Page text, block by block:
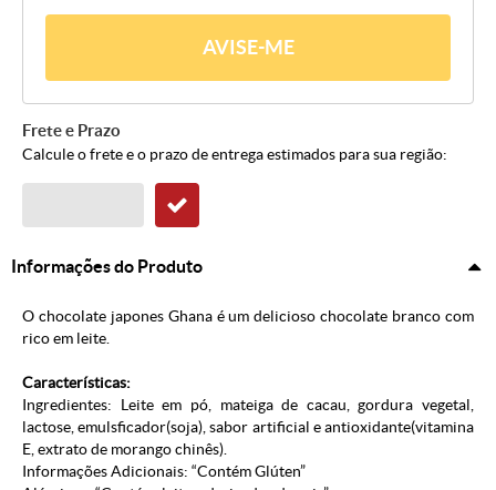
AVISE-ME
Frete e Prazo
Calcule o frete e o prazo de entrega estimados para sua região:
Informações do Produto
O chocolate japones Ghana é um delicioso chocolate branco com
rico em leite.
Características:
Ingredientes: Leite em pó, mateiga de cacau, gordura vegetal,
lactose, emulsficador(soja), sabor artificial e antioxidante(vitamina
E, extrato de morango chinês).
Informações Adicionais: “Contém Glúten”